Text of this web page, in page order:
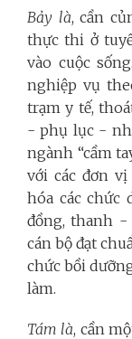
Bảy là, cần
thực thi ở
vào cuộc
nghiệp vụ
trạm y tế,
- phụ lục -
ngành “cầm
với các đơn
hóa các chức
đồng, thanh -
cán bộ đạt
chức bồi
làm.
Tám là, cần